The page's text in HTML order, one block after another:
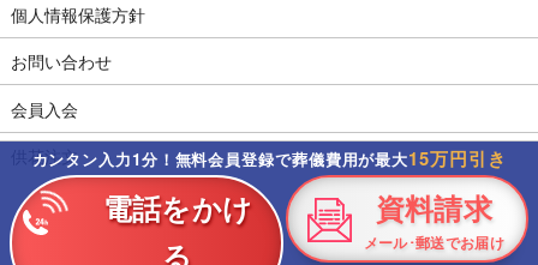
カンタン入力1分！無料会員登録で葬儀費用が最大15万円引き
電話をかけ
る
資料請求
メール･郵送でお届け
個人情報保護方針
お問い合わせ
会員入会
供花注文